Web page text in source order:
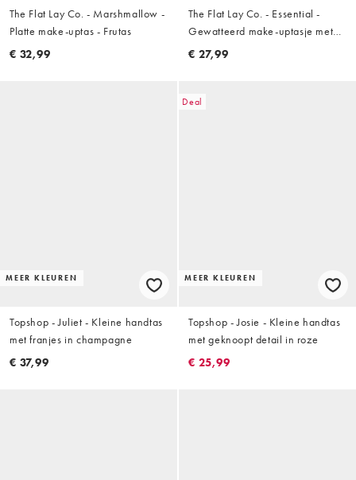
The Flat Lay Co. - Marshmallow -
Platte make-uptas - Frutas
€ 32,99
The Flat Lay Co. - Essential -
Gewatteerd make-uptasje met
lieve roze hartjes
€ 27,99
MEER KLEUREN
Topshop - Juliet - Kleine handtas
met franjes in champagne
€ 37,99
Deal
MEER KLEUREN
Topshop - Josie - Kleine handtas
met geknoopt detail in roze
€ 25,99